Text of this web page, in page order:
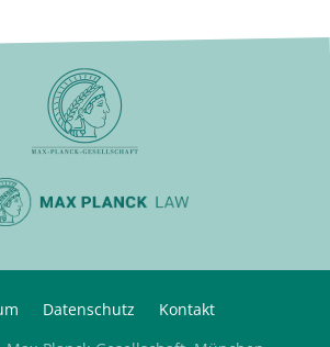
Datenschutz
Kontakt